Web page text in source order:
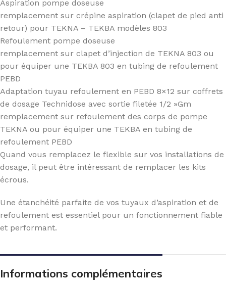
Aspiration pompe doseuse
remplacement sur crépine aspiration (clapet de pied anti
retour) pour TEKNA – TEKBA modèles 803
Refoulement pompe doseuse
remplacement sur clapet d’injection de TEKNA 803 ou
pour équiper une TEKBA 803 en tubing de refoulement
PEBD
Adaptation tuyau refoulement en PEBD 8×12 sur coffrets
de dosage Technidose avec sortie filetée 1/2 »Gm
remplacement sur refoulement des corps de pompe
TEKNA ou pour équiper une TEKBA en tubing de
refoulement PEBD
Quand vous remplacez le flexible sur vos installations de
dosage, il peut être intéressant de remplacer les kits
écrous.
Une étanchéité parfaite de vos tuyaux d’aspiration et de
refoulement est essentiel pour un fonctionnement fiable
et performant.
Informations complémentaires